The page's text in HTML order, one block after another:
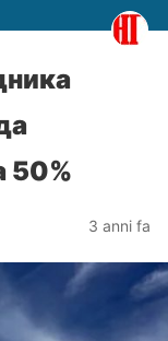
50%
3 anni fa